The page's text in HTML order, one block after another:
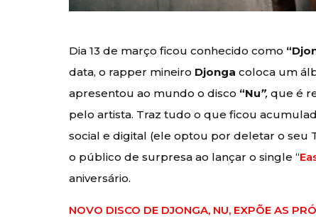
Dia 13 de março ficou conhecido como
data, o rapper mineiro Djonga coloca um
apresentou ao mundo o disco “Nu”, que é
pelo artista. Traz tudo o que ficou
social e digital (ele optou por deletar o seu
o público de surpresa ao lançar o single “
aniversário.
NOVO DISCO DE DJONGA, NU, EXPÕE AS